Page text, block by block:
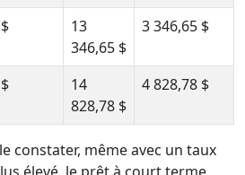
13
346,65 $
3 346,65 $
14
828,78 $
4 828,78 $
constater, même avec un taux
élevé, le prêt à court terme